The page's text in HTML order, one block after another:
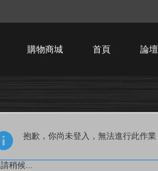
購物商城 首頁 論壇
抱歉，你尚未登入，無法進行此作業
請稍候...